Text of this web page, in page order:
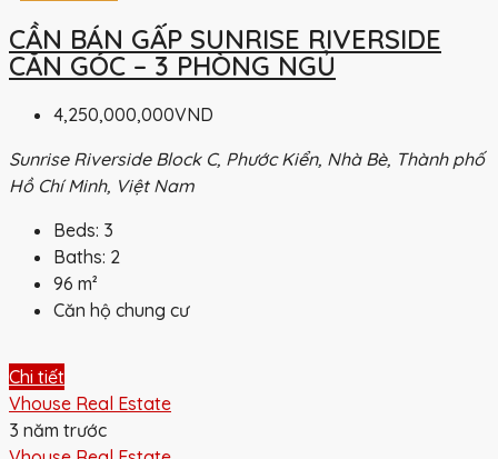
CẦN BÁN GẤP SUNRISE RIVERSIDE
CĂN GÓC – 3 PHÒNG NGỦ
4,250,000,000VND
Sunrise Riverside Block C, Phước Kiển, Nhà Bè, Thành phố
Hồ Chí Minh, Việt Nam
Beds: 3
Baths: 2
96 m²
Căn hộ chung cư
Chi tiết
Vhouse Real Estate
3 năm trước